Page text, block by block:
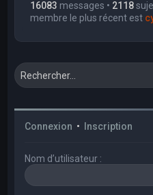
16083 messages • 2118
membre le plus récent est
Connexion • Inscription
Nom d’utilisateur :